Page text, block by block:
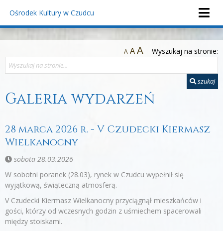
Ośrodek Kultury w Czudcu
A AA Wyszukaj na stronie:
szukaj
Galeria wydarzeń
28 marca 2026 r. - V Czudecki Kiermasz
Wielkanocny
sobota 28.03.2026
W sobotni poranek (28.03), rynek w Czudcu wypełnił się
wyjątkową, świąteczną atmosferą.
V Czudecki Kiermasz Wielkanocny przyciągnął mieszkańców i
gości, którzy od wczesnych godzin z uśmiechem spacerowali
między stoiskami.